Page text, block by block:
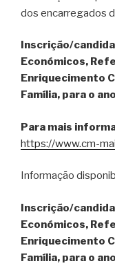
dos encarregados
Inscrição/
Económicos,
Enriquecimento
Família, para o
Para mais
https://www.cm-
Informação
Inscrição/
Económicos,
Enriquecimento
Família, para o